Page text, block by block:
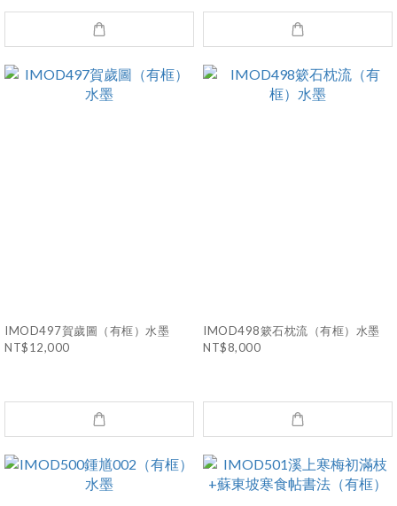
IMOD497賀歲圖（有框）水墨
NT$12,000
IMOD498簌石枕流（有框）水墨
NT$8,000